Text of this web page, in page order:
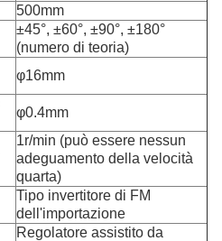
500mm
±45°, ±60°, ±90°, ±180°
(numero di teoria)
φ16mm
φ0.4mm
1r/min (può essere nessun
adeguamento della velocità
quarta)
Tipo invertitore di FM
dell'importazione
Regolatore assistito da